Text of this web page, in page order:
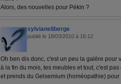
Alors, des nouvelles pour Pékin ?
sylvianeliberge
publié le 18/03/2010 à 16:12
Oh ben dis donc, c'est un peu la galère pour
à la fin du mois, tes meubles et tout, c'est
et prends du Gelsemium (homéopathie) pour